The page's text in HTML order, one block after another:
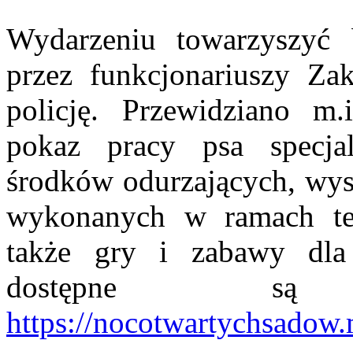
Wydarzeniu towarzyszyć
przez funkcjonariuszy
policję. Przewidziano
pokaz pracy psa
środków odurzających,
wykonanych w ramach
także gry i zabawy dla
dostępne
https://